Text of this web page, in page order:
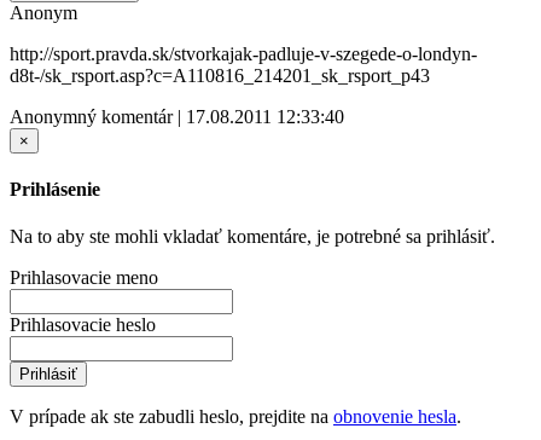
Anonym
http://sport.pravda.sk/stvorkajak-padluje-v-szegede-o-londyn-
d8t-/sk_rsport.asp?c=A110816_214201_sk_rsport_p43
Anonymný komentár | 17.08.2011 12:33:40
×
Prihlásenie
Na to aby ste mohli vkladať komentáre, je potrebné sa prihlásiť.
Prihlasovacie meno
Prihlasovacie heslo
Prihlásiť
V prípade ak ste zabudli heslo, prejdite na obnovenie hesla.